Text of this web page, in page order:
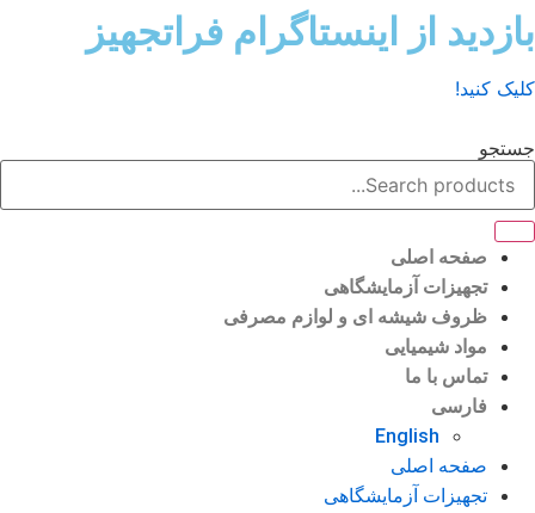
از اینستاگرام فراتجهیز
کنید!
صفحه اصلی
تجهیزات آزمایشگاهی
ظروف شیشه ای و لوازم مصرفی
مواد شیمیایی
تماس با ما
فارسی
English
صفحه اصلی
تجهیزات آزمایشگاهی